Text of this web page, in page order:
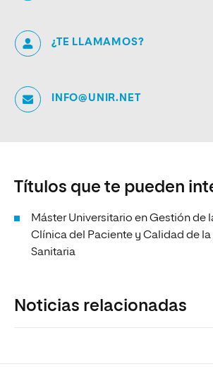
¿TE LLAMAMOS?
INFO@UNIR.NET
Títulos que te pueden
Máster Universitario en Gestión de
Clínica del Paciente y Calidad de
Sanitaria
Noticias relacionadas